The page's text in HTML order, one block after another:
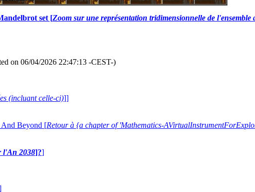
set [Zoom sur une représentation tridimensionnelle de l'ensemble
on 06/04/2026 22:47:13 -CEST-)
(incluant celle-ci)]]
And Beyond [Retour à {a chapter of 'Mathematics-
l'An 2038]?]